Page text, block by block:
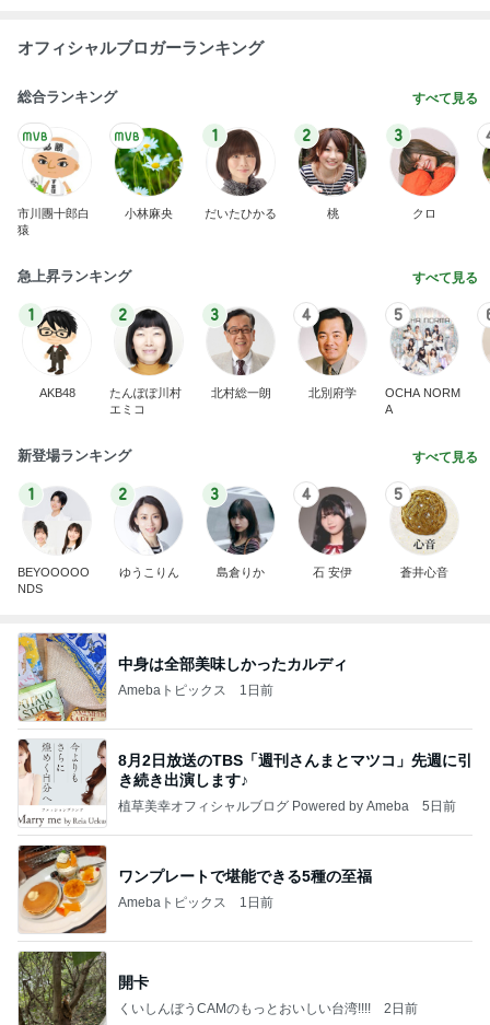
オフィシャルブロガーランキング
総合ランキング すべて見る
市川團十郎白
猿
小林麻央
1
だいたひかる
2
桃
3
クロ
急上昇ランキング すべて見る
1
AKB48
2
たんぽぽ川村
エミコ
3
北村総一朗
4
北別府学
5
OCHA NORM
A
新登場ランキング すべて見る
1
BEYOOOOO
NDS
2
ゆうこりん
3
島倉りか
4
石 安伊
5
蒼井心音
中身は全部美味しかったカルディ
Amebaトピックス 1日前
8月2日放送のTBS「週刊さんまとマツコ」先週に引
き続き出演します♪
植草美幸オフィシャルブログ Powered by Ameba 5日前
ワンプレートで堪能できる5種の至福
Amebaトピックス 1日前
開卡
くいしんぼうCAMのもっとおいしい台湾!!!! 2日前